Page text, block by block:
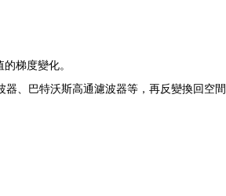
梯度變化。
、巴特沃斯高通濾波器等，再反變換回空